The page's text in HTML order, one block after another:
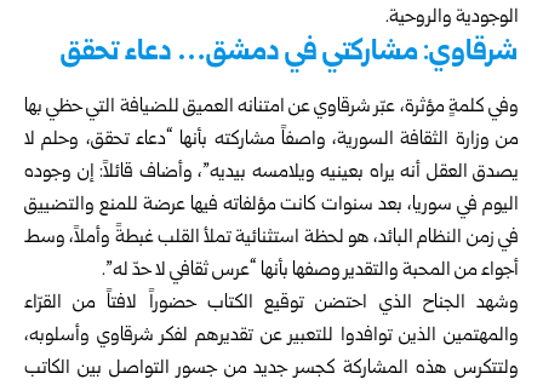
الوجودية والروحية.
شرقاوي: مشاركتي في دمشق… دعاء تحقق
وفي كلمةٍ مؤثرة، عبّر شرقاوي عن امتنانه العميق للضيافة التي حظي بها
منوزارة الثقافة السورية، واصفاً مشاركته بأنها “دعاء تحقق، وحلم لا
يصدق العقل أنه يراه بعينيه ويلامسه بيديه”، وأضاف قائلاً: إن وجوده
اليوم في سوريا، بعد سنوات كانت مؤلفاته فيها عرضة للمنع والتضييق
في زمن النظام البائد، هو لحظة استثنائية تملأ القلب غبطةً وأملاً، وسط
أجواء من المحبة والتقدير وصفها بأنها “عرس ثقافي لا حدّ له”.
وشهد الجناح الذي احتضن توقيع الكتاب حضوراً لافتاً من القرّاء
والمهتمين الذين توافدوا للتعبير عن تقديرهم لفكر شرقاوي وأسلوبه،
ولتتكرس هذه المشاركة كجسر جديد من جسور التواصل بين الكاتب